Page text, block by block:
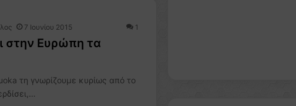
7 Ιουνίου 2015 1
στην Ευρώπη τα
τη γνωρίζουμε κυρίως από το